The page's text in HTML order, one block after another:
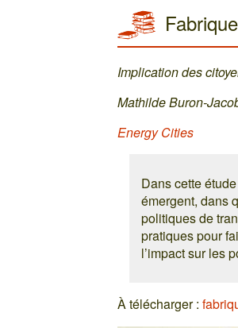
Implication des
Mathilde Buron-
Energy Cities
Dans cette
émergent, dans
politiques de
pratiques pour
l’impact sur les
À télécharger :